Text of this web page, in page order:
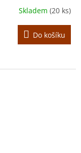
Skladem (20 ks)
Do košíku